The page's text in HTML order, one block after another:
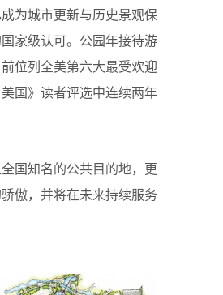
为城市更新与历史景观保
家级认可。公园年接待游
位列全美第六大最受欢迎
国》读者评选中连续两年
国知名的公共目的地，更
傲，并将在未来持续服务